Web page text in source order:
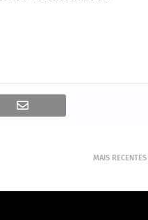
MAIS RECENTES